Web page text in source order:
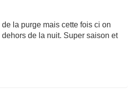
la purge mais cette fois ci on
de la nuit. Super saison et